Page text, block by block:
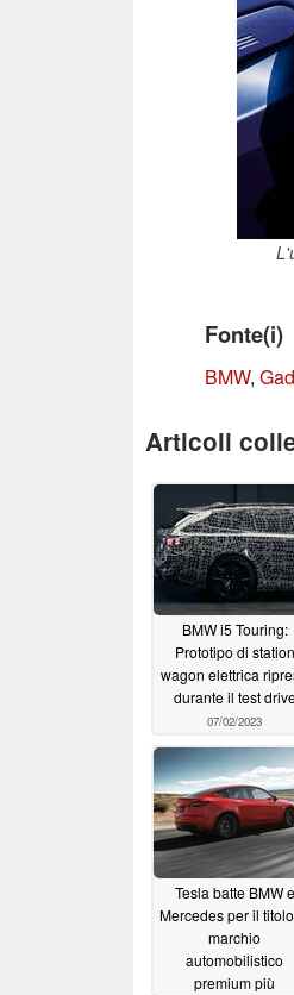
Fonte(i)
BMW,
Articoli
BMW i5 Touring:
Prototipo di station
wagon elettrica
durante il test
07/02/2023
Tesla batte BMW e
Mercedes per il
marchio
automobilistico
premium più